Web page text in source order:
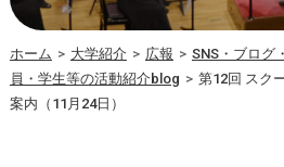
ホーム > 大学紹介 > 広報 > SNS・ブログ
員・学生等の活動紹介blog > 第12回 スク
案内（11月24日）